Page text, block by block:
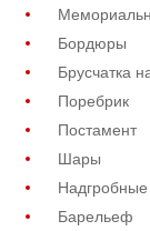
Бордюры
Брусчатка
Поребрик
Постамент
Шары
Барельеф